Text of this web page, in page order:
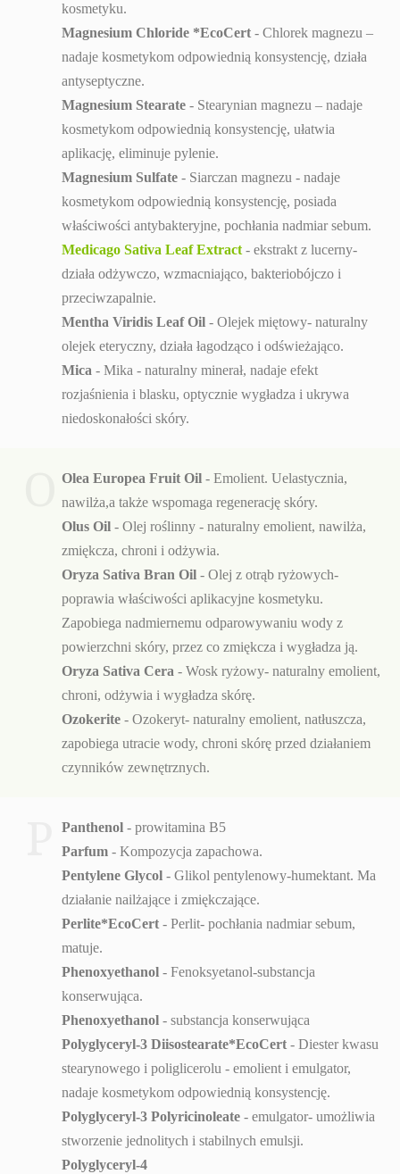
kosmetyku.
Magnesium Chloride *EcoCert - Chlorek magnezu –
nadaje kosmetykom odpowiednią konsystencję, działa
antyseptyczne.
Magnesium Stearate - Stearynian magnezu – nadaje
kosmetykom odpowiednią konsystencję, ułatwia
aplikację, eliminuje pylenie.
Magnesium Sulfate - Siarczan magnezu - nadaje
kosmetykom odpowiednią konsystencję, posiada
właściwości antybakteryjne, pochłania nadmiar sebum.
Medicago Sativa Leaf Extract - ekstrakt z lucerny-
działa odżywczo, wzmacniająco, bakteriobójczo i
przeciwzapalnie.
Mentha Viridis Leaf Oil - Olejek miętowy- naturalny
olejek eteryczny, działa łagodząco i odświeżająco.
Mica - Mika - naturalny minerał, nadaje efekt
rozjaśnienia i blasku, optycznie wygładza i ukrywa
niedoskonałości skóry.
Olea Europea Fruit Oil - Emolient. Uelastycznia,
nawilża,a także wspomaga regenerację skóry.
Olus Oil - Olej roślinny - naturalny emolient, nawilża,
zmiękcza, chroni i odżywia.
Oryza Sativa Bran Oil - Olej z otrąb ryżowych-
poprawia właściwości aplikacyjne kosmetyku.
Zapobiega nadmiernemu odparowywaniu wody z
powierzchni skóry, przez co zmiękcza i wygładza ją.
Oryza Sativa Cera - Wosk ryżowy- naturalny emolient,
chroni, odżywia i wygładza skórę.
Ozokerite - Ozokeryt- naturalny emolient, natłuszcza,
zapobiega utracie wody, chroni skórę przed działaniem
czynników zewnętrznych.
Panthenol - prowitamina B5
Parfum - Kompozycja zapachowa.
Pentylene Glycol - Glikol pentylenowy-humektant. Ma
działanie nailżające i zmiękczające.
Perlite*EcoCert - Perlit- pochłania nadmiar sebum,
matuje.
Phenoxyethanol - Fenoksyetanol-substancja
konserwująca.
Phenoxyethanol - substancja konserwująca
Polyglyceryl-3 Diisostearate*EcoCert - Diester kwasu
stearynowego i poliglicerolu - emolient i emulgator,
nadaje kosmetykom odpowiednią konsystencję.
Polyglyceryl-3 Polyricinoleate - emulgator- umożliwia
stworzenie jednolitych i stabilnych emulsji.
Polyglyceryl-4